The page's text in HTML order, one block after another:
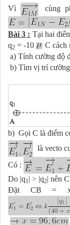
Vì
cùng
Bài 3 : Tại hai
q2 = -10 C cách
a) Tính cường độ
b) Tìm vị trí
b) Gọi C là điểm
là vecto
Có :
Do |q1| > |q2| nên
Đặt CB =